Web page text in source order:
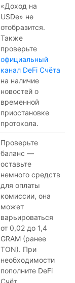
«Доход на
USDe» не
отобразится.
Также
проверьте
официальный
канал DeFi Счёта
на наличие
новостей о
временной
приостановке
протокола.
Проверьте
баланс —
оставьте
немного средств
для оплаты
комиссии, она
может
варьироваться
от 0,02 до 1,4
GRAM (ранее
TON). При
необходимости
пополните DeFi
Счёт.